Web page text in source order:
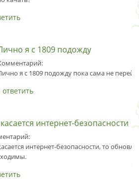
я с 1809 подожду
я с 1809 подожду пока сама не
ответить
интернет-безопасности
интернет-безопасности, то